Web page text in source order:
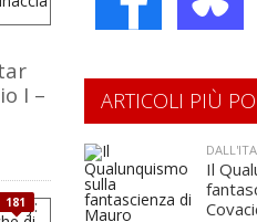
I –
181
ARTICOLI PIÙ
Il